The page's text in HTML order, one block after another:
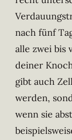
nach fünf
alle zwei bis
deiner
gibt auch
werden,
wenn sie